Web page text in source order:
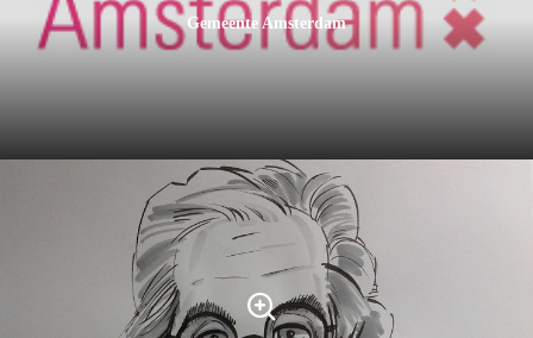
Gemeente Amsterdam